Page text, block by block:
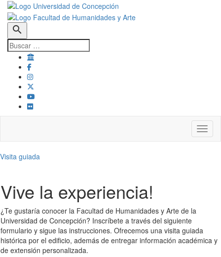
search
Visita guiada
Vive la experiencia!
¿Te gustaría conocer la Facultad de Humanidades y Arte de la
Universidad de Concepción? Inscríbete a través del siguiente
formulario y sigue las instrucciones. Ofrecemos una visita guiada
histórica por el edificio, además de entregar información académica y
de extensión personalizada.